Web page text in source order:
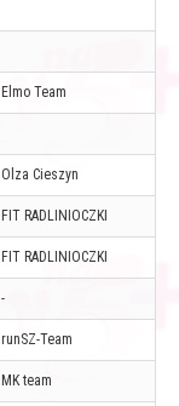
Elmo Team
Olza Cieszyn
FIT RADLINIOCZKI
FIT RADLINIOCZKI
-
runSZ-Team
MK team